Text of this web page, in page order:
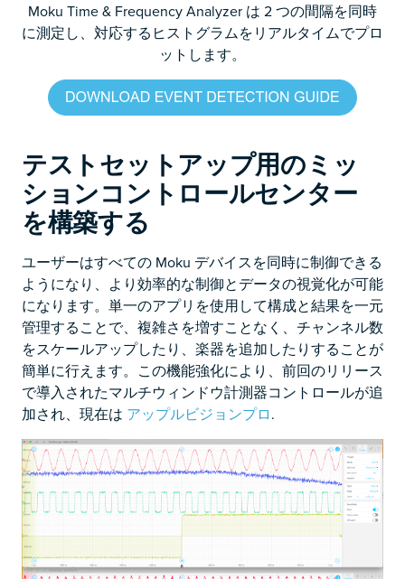
Moku Time & Frequency Analyzer は 2 つの間隔を同時
に測定し、対応するヒストグラムをリアルタイムでプロ
ットします。
テストセットアップ用のミッ
ションコントロールセンター
を構築する
ユーザーはすべての Moku デバイスを同時に制御できる
ようになり、より効率的な制御とデータの視覚化が可能
になります。単一のアプリを使用して構成と結果を一元
管理することで、複雑さを増すことなく、チャンネル数
をスケールアップしたり、楽器を追加したりすることが
簡単に行えます。この機能強化により、前回のリリース
で導入されたマルチウィンドウ計測器コントロールが追
加され、現在は アップルビジョンプロ.